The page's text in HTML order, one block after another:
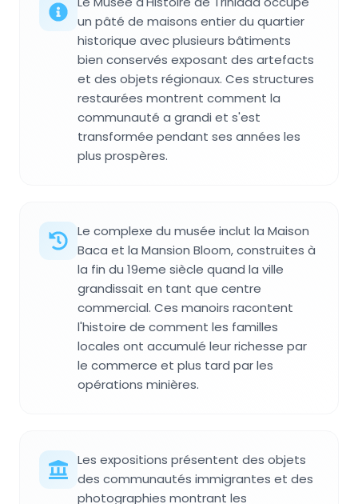
un pâté de maisons entier du quartier
historique avec plusieurs bâtiments
bien conservés exposant des artefacts
et des objets régionaux. Ces structures
restaurées montrent comment la
communauté a grandi et s'est
transformée pendant ses années les
plus prospères.
Le complexe du musée inclut la Maison
Baca et la Mansion Bloom, construites à
la fin du 19eme siècle quand la ville
grandissait en tant que centre
commercial. Ces manoirs racontent
l'histoire de comment les familles
locales ont accumulé leur richesse par
le commerce et plus tard par les
opérations minières.
Les expositions présentent des objets
des communautés immigrantes et des
photographies montrant les